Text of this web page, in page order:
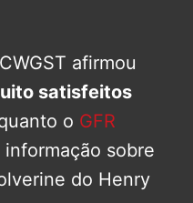
afirmou
satisfeitos
o GFR
sobre
do Henry